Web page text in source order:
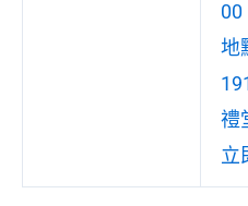
00
地
禮
立